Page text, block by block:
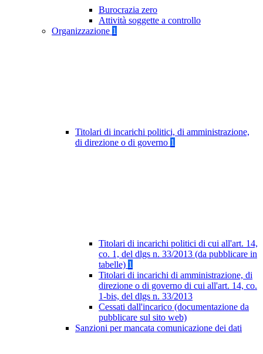
Burocrazia zero
Attività soggette a controllo
Organizzazione 1
Titolari di incarichi politici, di amministrazione,
di direzione o di governo 1
Titolari di incarichi politici di cui all'art. 14,
co. 1, del dlgs n. 33/2013 (da pubblicare in
tabelle) 1
Titolari di incarichi di amministrazione, di
direzione o di governo di cui all'art. 14, co.
1-bis, del dlgs n. 33/2013
Cessati dall'incarico (documentazione da
pubblicare sul sito web)
Sanzioni per mancata comunicazione dei dati